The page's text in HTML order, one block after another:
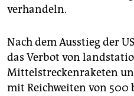
verhandeln.
Nach dem Ausstieg der
das Verbot von
Mittelstreckenraketen
mit Reichweiten von 500